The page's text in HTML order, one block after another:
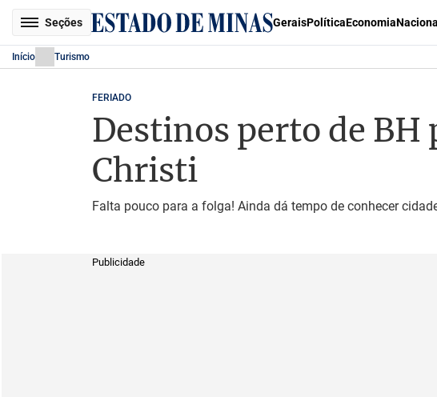
Seções GeraisPolíticaEconomiaNacional
Início Turismo
FERIADO
Destinos perto de BH
Christi
Falta pouco para a folga! Ainda dá tempo de conhecer
Publicidade